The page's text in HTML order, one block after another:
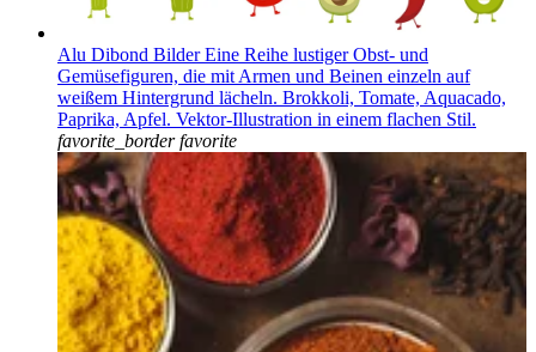
Alu Dibond Bilder Eine Reihe lustiger Obst- und
Gemüsefiguren, die mit Armen und Beinen einzeln auf
weißem Hintergrund lächeln. Brokkoli, Tomate, Aquacado,
Paprika, Apfel. Vektor-Illustration in einem flachen Stil.
favorite_border favorite